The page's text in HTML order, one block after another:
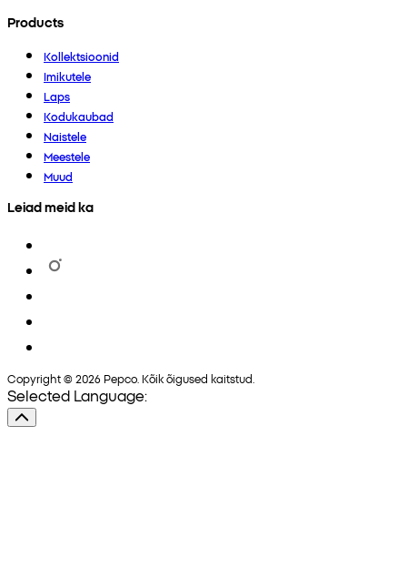
Products
Kollektsioonid
Imikutele
Laps
Kodukaubad
Naistele
Meestele
Muud
Leiad meid ka
Copyright © 2026 Pepco. Kõik õigused kaitstud.
Selected Language: